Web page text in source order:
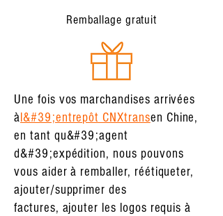
Remballage gratuit
Une fois vos marchandises arrivées
à l&#39;entrepôt CNXtransen Chine,
en tant qu&#39;agent
d&#39;expédition, nous pouvons
vous aider à remballer, réétiqueter,
ajouter/supprimer des
factures, ajouter les logos requis à